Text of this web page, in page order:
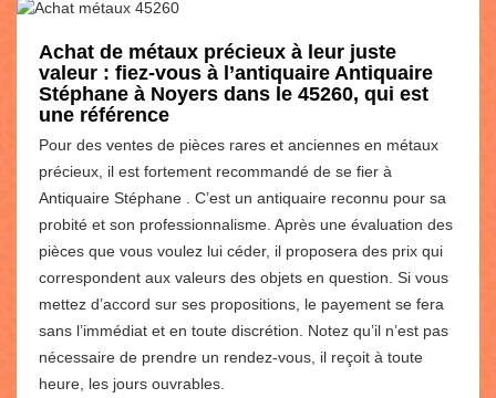
Achat de métaux précieux à leur juste
valeur : fiez-vous à l’antiquaire Antiquaire
Stéphane à Noyers dans le 45260, qui est
une référence
Pour des ventes de pièces rares et anciennes en métaux
précieux, il est fortement recommandé de se fier à
Antiquaire Stéphane . C’est un antiquaire reconnu pour sa
probité et son professionnalisme. Après une évaluation des
pièces que vous voulez lui céder, il proposera des prix qui
correspondent aux valeurs des objets en question. Si vous
mettez d’accord sur ses propositions, le payement se fera
sans l’immédiat et en toute discrétion. Notez qu’il n’est pas
nécessaire de prendre un rendez-vous, il reçoit à toute
heure, les jours ouvrables.